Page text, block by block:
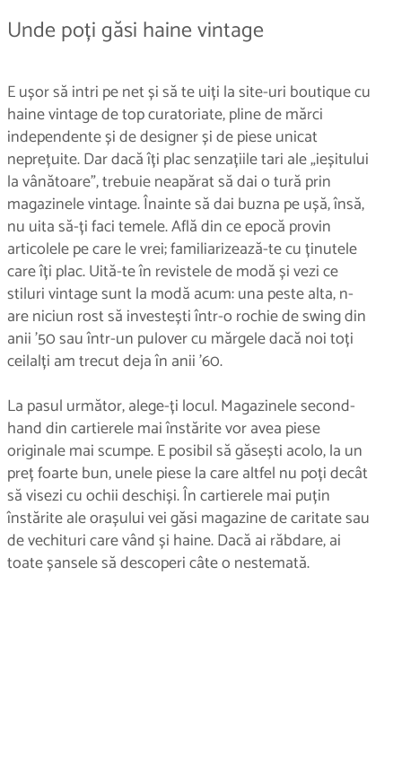
Unde poți găsi haine vintage
E ușor să intri pe net și să te uiți la site-uri boutique cu
haine vintage de top curatoriate, pline de mărci
independente și de designer și de piese unicat
neprețuite. Dar dacă îți plac senzațiile tari ale „ieșitului
la vânătoare”, trebuie neapărat să dai o tură prin
magazinele vintage. Înainte să dai buzna pe ușă, însă,
nu uita să-ți faci temele. Află din ce epocă provin
articolele pe care le vrei; familiarizează-te cu ținutele
care îți plac. Uită-te în revistele de modă și vezi ce
stiluri vintage sunt la modă acum: una peste alta, n-
are niciun rost să investești într-o rochie de swing din
anii '50 sau într-un pulover cu mărgele dacă noi toți
ceilalți am trecut deja în anii '60.
La pasul următor, alege-ți locul. Magazinele second-
hand din cartierele mai înstărite vor avea piese
originale mai scumpe. E posibil să găsești acolo, la un
preț foarte bun, unele piese la care altfel nu poți decât
să visezi cu ochii deschiși. În cartierele mai puțin
înstărite ale orașului vei găsi magazine de caritate sau
de vechituri care vând și haine. Dacă ai răbdare, ai
toate șansele să descoperi câte o nestemată.